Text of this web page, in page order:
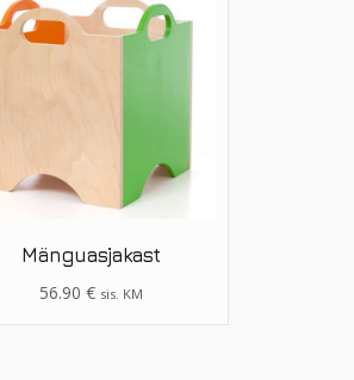
Mänguasjakast
56.90 € sis. KM